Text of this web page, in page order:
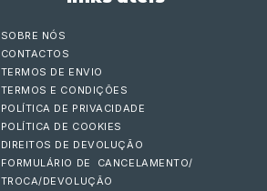
SOBRE NÓS
CONTACTOS
TERMOS DE ENVIO
TERMOS E CONDIÇÕES
POLÍTICA DE PRIVACIDADE
POLÍTICA DE COOKIES
DIREITOS DE DEVOLUÇÃO
FORMULÁRIO DE CANCELAMENTO/
TROCA/DEVOLUÇÃO